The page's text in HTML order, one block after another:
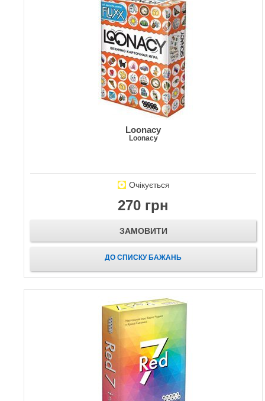
Loonacy
Loonacy
Очікується
270 грн
ЗАМОВИТИ
ДО СПИСКУ БАЖАНЬ